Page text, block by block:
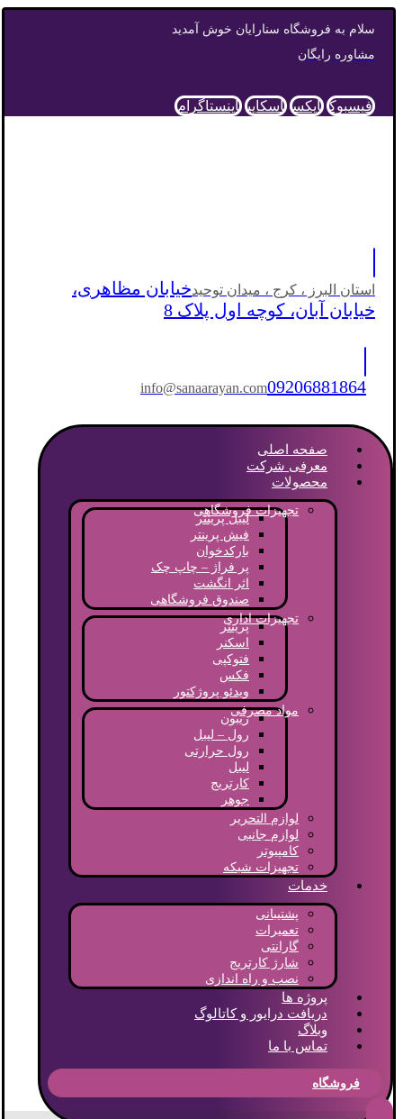
سلام به فروشگاه سنارایان خوش آمدید
مشاوره رایگان
فیسبوک ایکس اسکایپ اینستاگرام
استان البرز ، کرج ، میدان توحیدخیابان مظاهری،
خیابان آبان، کوچه اول پلاک 8
info@sanaarayan.com09206881864
صفحه اصلی
معرفی شرکت
محصولات
تجهیزات فروشگاهی
لیبل پرینتر
فیش پرینتر
بارکدخوان
پر فراژ – چاپ چک
اثر انگشت
صندوق فروشگاهی
تجهیزات اداری
پرینتر
اسکنر
فتوکپی
فکس
ویدئو پروژکتور
مواد مصرفی
ریبون
رول – لیبل
رول حرارتی
لیبل
کارتریج
جوهر
لوازم التحریر
لوازم جانبی
کامپیوتر
تجهیزات شبکه
خدمات
پشتیبانی
تعمیرات
گارانتی
شارژ کارتریج
نصب و راه اندازی
پروژه ها
دریافت درایور و کاتالوگ
وبلاگ
تماس با ما
فروشگاه